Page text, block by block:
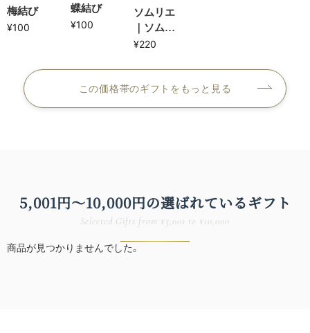
オンライ
ンストア
梅結び
¥100
オンライ
ンストア
蝶結び
¥100
ソムリエ
ソムリエ
｜ソムリ
エギフト
用（グレ
ー）
¥220
この価格帯のギフトをもっと見る
5,001円〜10,000円の選ばれている​ギフト
Selected Gifts from ¥5,001 to ¥10,000
商品が見つかりませんでした。